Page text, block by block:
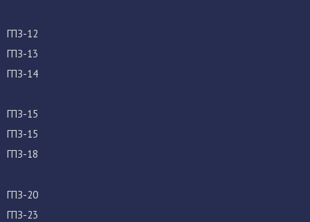
ГПЗ-12
ГПЗ-13
ГПЗ-14
ГПЗ-15
ГПЗ-15
ГПЗ-18
ГПЗ-20
ГПЗ-23